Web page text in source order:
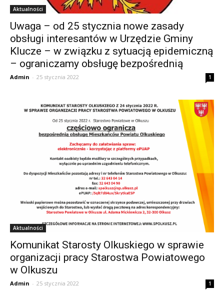
Aktualności
Uwaga – od 25 stycznia nowe zasady
obsługi interesantów w Urzędzie Gminy
Klucze – w związku z sytuacją epidemiczną
– ograniczamy obsługę bezpośrednią
Admin - 25 stycznia 2022 1
Aktualności
Komunikat Starosty Olkuskiego w sprawie
organizacji pracy Starostwa Powiatowego
w Olkuszu
Admin - 25 stycznia 2022 1